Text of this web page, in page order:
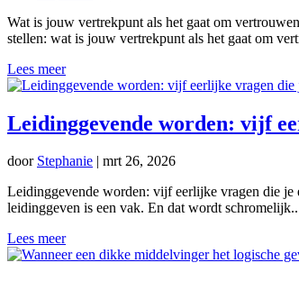
Wat is jouw vertrekpunt als het gaat om
stellen: wat is jouw vertrekpunt als het gaat om
Lees meer
Leidinggevende worden: vijf
door Stephanie | mrt 26, 2026
Leidinggevende worden: vijf eerlijke vragen die
leidinggeven is een vak. En dat wordt
Lees meer